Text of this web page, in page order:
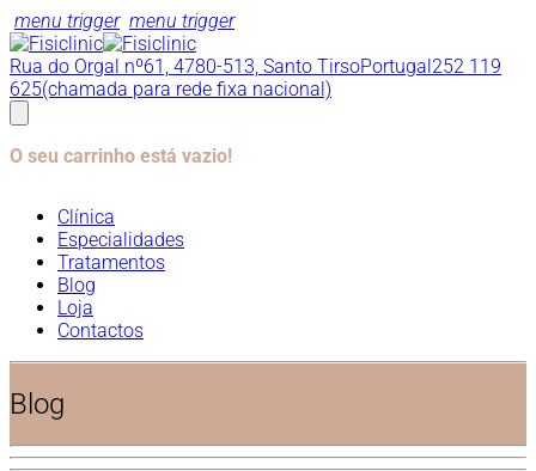
menu trigger menu trigger
Rua do Orgal nº61, 4780-513, Santo TirsoPortugal252 119
625(chamada para rede fixa nacional)
O seu carrinho está vazio!
Clínica
Especialidades
Tratamentos
Blog
Loja
Contactos
Blog